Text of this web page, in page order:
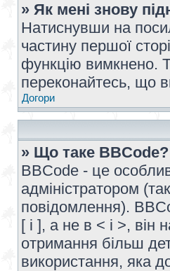
» Як мені знову
Натиснувши на
частину першої
функцію вимкнено.
переконайтесь, що
Догори
» Що таке BBCode?
BBCode - це
адміністратором
повідомлення).
[ і ], а не в < і >,
отримання більш
використання, яка